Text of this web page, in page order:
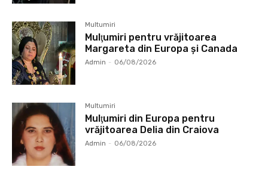
Multumiri
Mulţumiri pentru vrăjitoarea
Margareta din Europa și Canada
Admin - 06/08/2026
Multumiri
Mulţumiri din Europa pentru
vrăjitoarea Delia din Craiova
Admin - 06/08/2026